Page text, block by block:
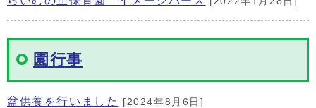
園行事
盆供養を行いました [2024年8月6日]